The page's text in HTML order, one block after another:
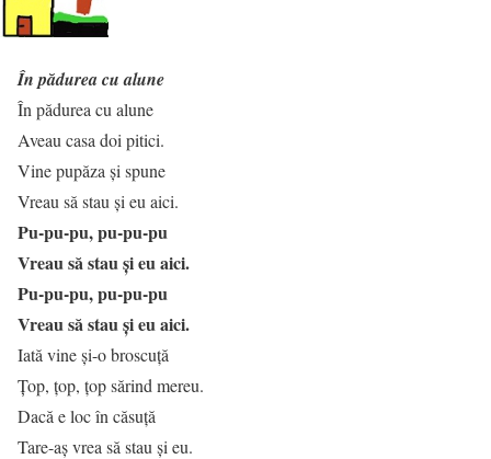
În pădurea cu alune
În pădurea cu alune
Aveau casa doi pitici.
Vine pupăza şi spune
Vreau să stau şi eu aici.
Pu-pu-pu, pu-pu-pu
Vreau să stau şi eu aici.
Pu-pu-pu, pu-pu-pu
Vreau să stau şi eu aici.
Iată vine şi-o broscuţă
Ţop, ţop, ţop sărind mereu.
Dacă e loc în căsuţă
Tare-aş vrea să stau şi eu.